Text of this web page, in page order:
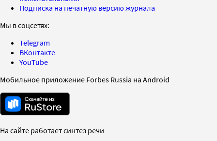
Подписка на печатную версию журнала
Мы в соцсетях:
Telegram
ВКонтакте
YouTube
Мобильное приложение Forbes Russia на Android
На сайте работает синтез речи